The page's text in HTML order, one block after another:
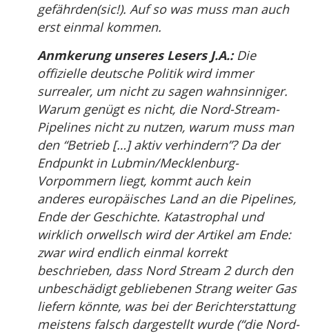
gefährden(sic!). Auf so was muss man auch
erst einmal kommen.
Anmkerung unseres Lesers J.A.:Die
offizielle deutsche Politik wird immer
surrealer, um nicht zu sagen wahnsinniger.
Warum genügt es nicht, die Nord-Stream-
Pipelines nicht zu nutzen, warum muss man
den “Betrieb […] aktiv verhindern”? Da der
Endpunkt in Lubmin/Mecklenburg-
Vorpommern liegt, kommt auch kein
anderes europäisches Land an die Pipelines,
Ende der Geschichte. Katastrophal und
wirklich orwellsch wird der Artikel am Ende:
zwar wird endlich einmal korrekt
beschrieben, dass Nord Stream 2 durch den
unbeschädigt gebliebenen Strang weiter Gas
liefern könnte, was bei der Berichterstattung
meistens falsch dargestellt wurde (“die Nord-